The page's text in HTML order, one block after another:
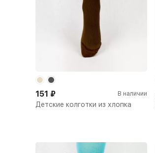
Детские колготки из хлопка
151 ₽ В наличии